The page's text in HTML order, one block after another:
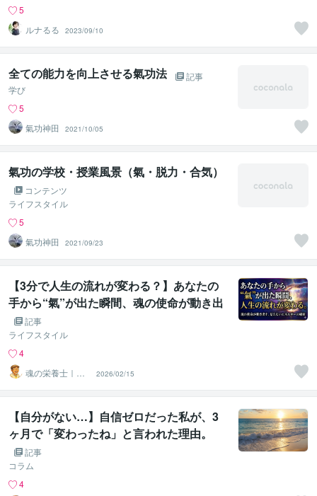
5
ルナるる
2023/09/10
全ての能力を向上させる氣功法
記事
学び
5
氣功神田
2021/10/05
氣功の学校・授業風景（氣・脱力・合気）
コンテンツ
ライフスタイル
5
氣功神田
2021/09/23
【3分で人生の流れが変わる？】あなたの
手から“氣”が出た瞬間、魂の使命が動き出
す理由とは
記事
ライフスタイル
4
魂の栄養士｜英
やん
2026/02/15
【自分がない…】自信ゼロだった私が、3
ヶ月で「変わったね」と言われた理由。
記事
コラム
4